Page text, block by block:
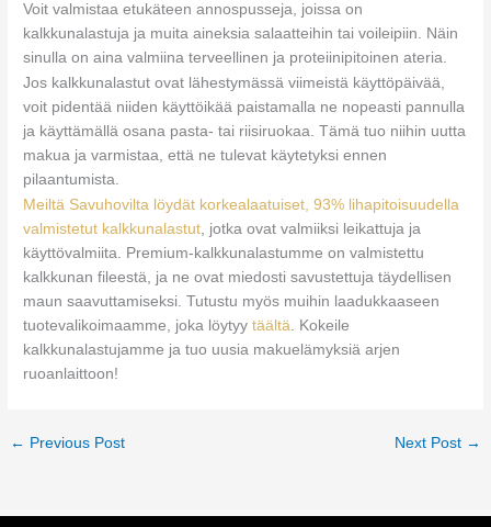
Voit valmistaa etukäteen annospusseja, joissa on
kalkkunalastuja ja muita aineksia salaatteihin tai voileipiin. Näin
sinulla on aina valmiina terveellinen ja proteiinipitoinen ateria.
Jos kalkkunalastut ovat lähestymässä viimeistä käyttöpäivää,
voit pidentää niiden käyttöikää paistamalla ne nopeasti pannulla
ja käyttämällä osana pasta- tai riisiruokaa. Tämä tuo niihin uutta
makua ja varmistaa, että ne tulevat käytetyksi ennen
pilaantumista.
Meiltä Savuhovilta löydät korkealaatuiset, 93% lihapitoisuudella
valmistetut kalkkunalastut, jotka ovat valmiiksi leikattuja ja
käyttövalmiita. Premium-kalkkunalastumme on valmistettu
kalkkunan fileestä, ja ne ovat miedosti savustettuja täydellisen
maun saavuttamiseksi. Tutustu myös muihin laadukkaaseen
tuotevalikoimaamme, joka löytyytäältä. Kokeile
kalkkunalastujamme ja tuo uusia makuelämyksiä arjen
ruoanlaittoon!
← Previous Post Next Post →